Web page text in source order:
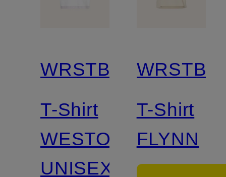
WRSTBHVR
T-Shirt
WESTO
UNISEX
T-Shirt
FLYNN